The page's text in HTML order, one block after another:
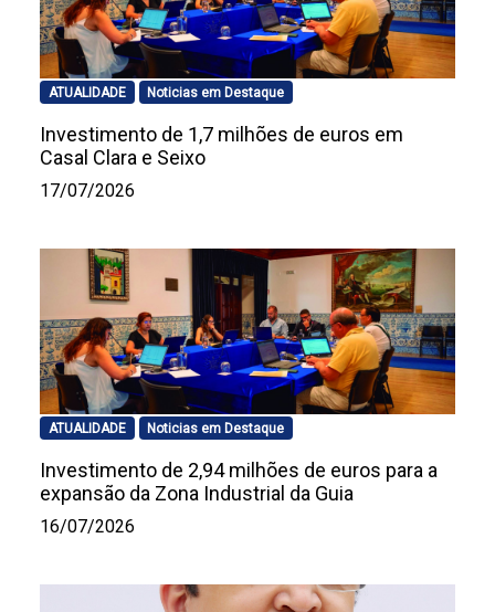
ATUALIDADE Noticias em Destaque
Investimento de 1,7 milhões de euros em
Casal Clara e Seixo
17/07/2026
ATUALIDADE Noticias em Destaque
Investimento de 2,94 milhões de euros para a
expansão da Zona Industrial da Guia
16/07/2026